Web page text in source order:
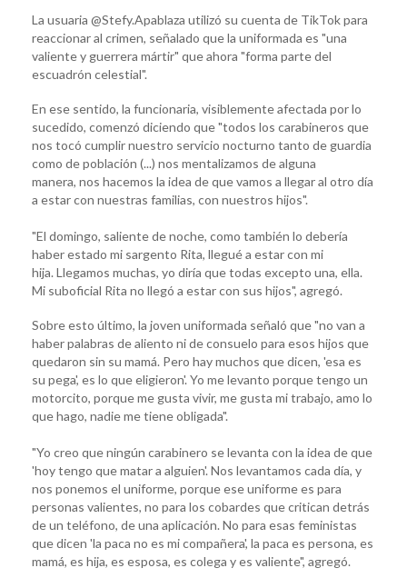
La usuaria @Stefy.Apablaza utilizó su cuenta de TikTok para
reaccionar al crimen, señalado que la uniformada es "una
valiente y guerrera mártir" que ahora "forma parte del
escuadrón celestial".
En ese sentido, la funcionaria, visiblemente afectada por lo
sucedido, comenzó diciendo que "todos los carabineros que
nos tocó cumplir nuestro servicio nocturno tanto de guardia
como de población (...) nos mentalizamos de alguna
manera, nos hacemos la idea de que vamos a llegar al otro día
a estar con nuestras familias, con nuestros hijos".
"El domingo, saliente de noche, como también lo debería
haber estado mi sargento Rita, llegué a estar con mi
hija. Llegamos muchas, yo diría que todas excepto una, ella.
Mi suboficial Rita no llegó a estar con sus hijos", agregó.
Sobre esto último, la joven uniformada señaló que "no van a
haber palabras de aliento ni de consuelo para esos hijos que
quedaron sin su mamá. Pero hay muchos que dicen, 'esa es
su pega', es lo que eligieron'. Yo me levanto porque tengo un
motorcito, porque me gusta vivir, me gusta mi trabajo, amo lo
que hago, nadie me tiene obligada".
"Yo creo que ningún carabinero se levanta con la idea de que
'hoy tengo que matar a alguien'. Nos levantamos cada día, y
nos ponemos el uniforme, porque ese uniforme es para
personas valientes, no para los cobardes que critican detrás
de un teléfono, de una aplicación. No para esas feministas
que dicen 'la paca no es mi compañera', la paca es persona, es
mamá, es hija, es esposa, es colega y es valiente", agregó.